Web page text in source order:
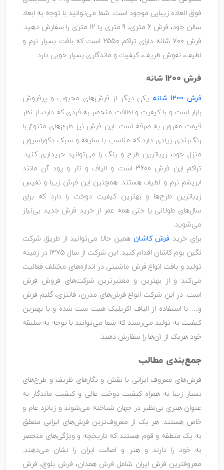
فوق العاده زیبایی موجود است. شما می‌توانید با توجه به ابعاد
سالن خود، فرش 6 متری، 9 متری یا 12 متری را سفارش دهید.
فرش 700 شانه دارای تراکم 2550 است که بافت بسیار نرم و
لطیف، نقوش ظریف، کیفیت و ماندگاری بسیار خوبی دارد.
فرش 1200 شانه
فرش 1200 شانه
یکی دیگر از فرش‌های محبوب و پرفروش
بازار است و با کیفیت و لطافت منحصر به فردی که دارد، از نظر
قیمت مقرون به صرفه است. این فرش نیز طرح‌های متنوع با
رنگ‌بندی زیادی دارد که مناسب با سلیقه و سبک دکوراسیون
منزل خود، زیباترین طرح و رنگ را می‌توانید خریداری کنید.
تراکم این فرش 3600 است و الیاف و تار و پود آن مانند
ابریشم نرم و لطیف هستند. همچنین این فرش زیبا و نفیس
زیباترین طرح‌ها و بهترین کیفیت دوخت را دارد که برای
سال‌های طولانی یا حتی همه عمر از خرید فرش جدید بی‌نیاز
می‌شوید.
برای خرید فرش کاشان همین حالا می‌توانید از طریق شرکت
نگین بوم کاشان اقدام کنید. این شرکت از سال 1375 در زمینه
تولید و بافت انواع فرش ماشینی در اندازه‌های مختلف فعالیت
می‌کند و از بهترین و معتبرترین شرکت‌های فروش فرش
است. در این شرکت انواع فرش‌های مدرن، فانتزی، گلیم فرش
و… با استفاده از الیاف اکریلیک هیت ست شده و با بهترین
کیفیت به تولید می‌رسند که شما می‌توانید با توجه به سلیقه
خود هریک از آن‌ها را سفارش دهید.
جمع‌بندی مطالب
فرش‌های معروف ایرانی با نقش و نگارهای ظریف و طرح‌های
بسیار زیبا به همراه کیفیت دوخت عالی و کیفیت ماندگار به
عنوان هنری بی‌نظیر در جهان شناخته می‌شوند و زبانزد عام و
خاص هستند. هر یک از معروف‌ترین فرش‌های ایرانی متعلق
به یک منطقه و قوم هستند که تاریخچه و ویژگی‌های منحصر
به خود را دارند و هنر و اصالت ایران را نشان می‌دهند.
معروفترین فرش ایران شامل فرش همدان، فرش بلوچ، فرش